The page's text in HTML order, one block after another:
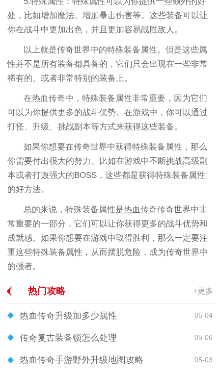
处，比如增加魔法、增加暴击伤害等。这些装备可以让
你在战斗中更加出色，并且更加容易战胜敌人。
以上就是传奇世界中的特殊装备属性。但是这些属
性并不是所有装备都具备的，它们只会出现在一些非常
稀有的、或者非常特别的装备上。
在热血传奇中，特殊装备属性非常重要，因为它们
可以为你提供更多的战斗优势。在游戏中，你可以通过
打怪、升级、挑战副本等方式来获得这些装备。
如果你想要在传奇世界中获得特殊装备属性，那么
你需要付出很大的努力。比如在游戏中不断挑战高级副
本或者打败强大的BOSS，这些都是获得特殊装备属性
的好方法。
总的来说，特殊装备属性是热血传奇传奇世界中非
常重要的一部分，它们可以让你获得更多的战斗优势和
成就感。如果你想要在游戏中取得胜利，那么一定要注
重这些特殊装备属性，从而摆脱危险，成为传奇世界中
的强者。
热门攻略 +更多
热血传奇升级加多少属性 05-04
传奇复古装备锁怎么处理 05-06
热血传奇手游野外升级地图攻略 05-03